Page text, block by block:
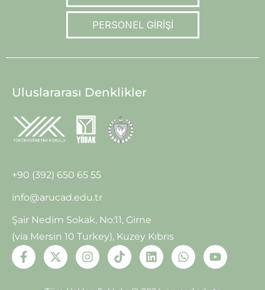
PERSONEL GİRİŞİ
Uluslararası Denklikler
+90 (392) 650 65 55
info@arucad.edu.tr
Şair Nedim Sokak, No:11, Girne
(via Mersin 10 Turkey), Kuzey Kıbrıs